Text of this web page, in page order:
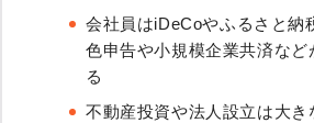
会社員はiDeCoやふるさと納
色申告や小規模企業共済など
る
不動産投資や法人設立は大